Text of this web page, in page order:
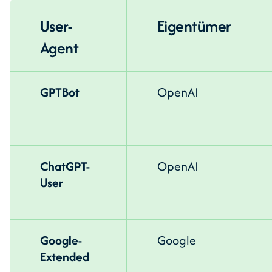
User-
Agent
Eigentümer
GPTBot OpenAI
ChatGPT-
User
OpenAI
Google-
Extended
Google